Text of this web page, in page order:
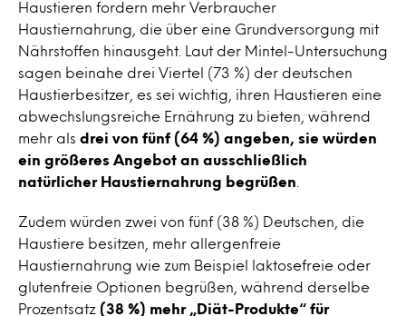
Haustieren fordern mehr Verbraucher
Haustiernahrung, die über eine Grundversorgung mit
Nährstoffen hinausgeht. Laut der Mintel-Untersuchung
sagen beinahe drei Viertel (73 %) der deutschen
Haustierbesitzer, es sei wichtig, ihren Haustieren eine
abwechslungsreiche Ernährung zu bieten, während
mehr als drei von fünf (64 %) angeben, sie würden
ein größeres Angebot an ausschließlich
natürlicher Haustiernahrung begrüßen
Zudem würden zwei von fünf (38 %) Deutschen, die
Haustiere besitzen, mehr allergenfreie
Haustiernahrung wie zum Beispiel laktosefreie oder
glutenfreie Optionen begrüßen, während derselbe
Prozentsatz (38 %) mehr
„Diät-Produkte“ für